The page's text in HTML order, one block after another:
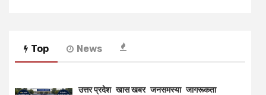
Top News
उत्तर प्रदेश खास खबर जनसमस्या जागरूकता